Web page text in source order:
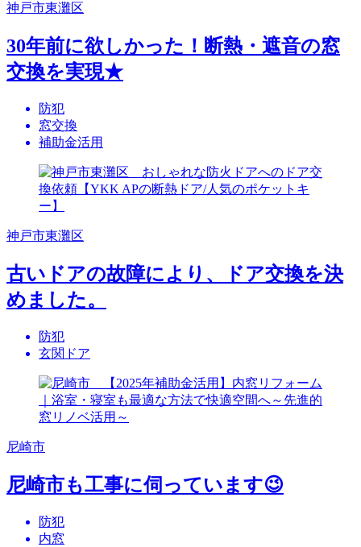
神戸市東灘区
30年前に欲しかった！断熱・遮音の窓
交換を実現★
防犯
窓交換
補助金活用
神戸市東灘区
古いドアの故障により、ドア交換を決
めました。
防犯
玄関ドア
尼崎市
尼崎市も工事に伺っています😉
防犯
内窓